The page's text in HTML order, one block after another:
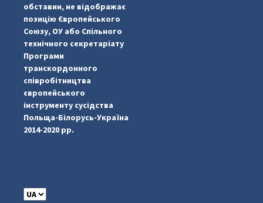
#PipIvanToday
обставин, не відображає
позицію Європейського
Союзу, ОУ або Спільного
технічного секретаріату
Програми
транскордонного
співробітництва
європейського
інструменту сусідства
Польща-Білорусь-Україна
2014-2020 рр.
C